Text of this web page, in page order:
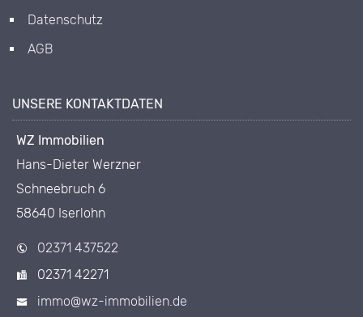
Datenschutz
AGB
UNSERE KONTAKTDATEN
WZ Immobilien
Hans-Dieter Werzner
Schneebruch 6
58640 Iserlohn
02371 437522
02371 42271
immo@wz-immobilien.de